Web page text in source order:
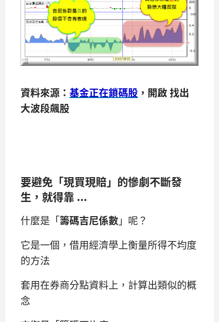
資料來源： 基金正在鎖碼股 ，開啟 找出
大波段飆股
要避免「現買現賠」的慘劇不斷發
生，就得靠 ...
什麼是「籌碼吉尼係數」呢？
它是一個，借用經濟學上衡量所得不均度
的方法
套用在券商分點資料上，計算出類似的概
念